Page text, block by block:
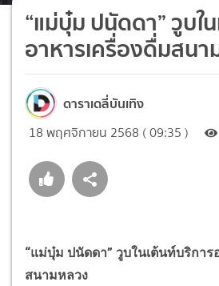
“แม่บุ๋ม ปนัดดา” วูบใ
อาหารเครื่องดื่มสน
ดาราเดลี่บันเทิง
18 พฤศจิกายน 2568 ( 09:35 )
“แม่บุ๋ม ปนัดดา” วูบในเต้นท์บริการ
สนามหลวง